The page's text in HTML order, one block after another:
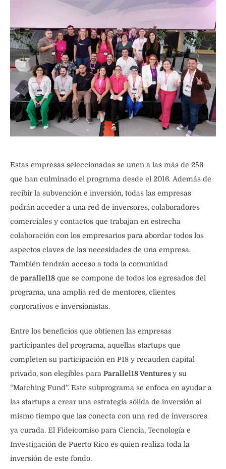
Estas empresas seleccionadas se unen a las más de 256
que han culminado el programa desde el 2016. Además de
recibir la subvención e inversión, todas las empresas
podrán acceder a una red de inversores, colaboradores
comerciales y contactos que trabajan en estrecha
colaboración con los empresarios para abordar todos los
aspectos claves de las necesidades de una empresa.
También tendrán acceso a toda la comunidad
de parallel18 que se compone de todos los egresados del
programa, una amplia red de mentores, clientes
corporativos e inversionistas.
Entre los beneficios que obtienen las empresas
participantes del programa, aquellas startups que
completen su participación en P18 y recauden capital
privado, son elegibles para Parallel18 Venturesy su
“Matching Fund”. Este subprograma se enfoca en ayudar a
las startups a crear una estrategia sólida de inversión al
mismo tiempo que las conecta con una red de inversores
ya curada. El Fideicomiso para Ciencia, Tecnología e
Investigación de Puerto Rico es quien realiza toda la
inversión de este fondo.